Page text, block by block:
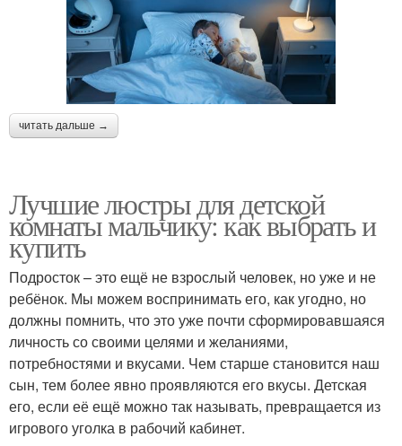
читать дальше →
Лучшие люстры для детской
комнаты мальчику: как выбрать и
купить
Подросток – это ещё не взрослый человек, но уже и не
ребёнок. Мы можем воспринимать его, как угодно, но
должны помнить, что это уже почти сформировавшаяся
личность со своими целями и желаниями,
потребностями и вкусами. Чем старше становится наш
сын, тем более явно проявляются его вкусы. Детская
его, если её ещё можно так называть, превращается из
игрового уголка в рабочий кабинет.